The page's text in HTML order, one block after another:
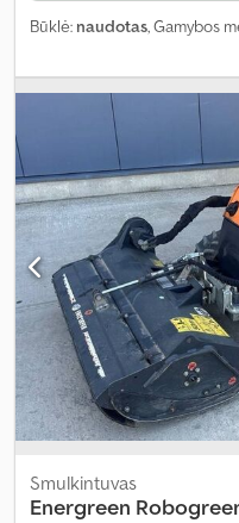
Būklė: naudotas, Gamybos
Smulkintuvas
Energreen